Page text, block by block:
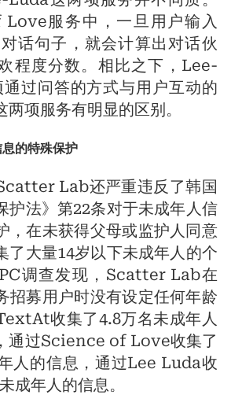
服务中，一旦用户输入
话句子，就会计算出对话伙
程度分数。相比之下，Lee-
过问答的方式与用户互动的
两项服务有明显的区别。
的特殊保护
Lab还严重违反了韩国
护法》第22条对于未成年人信
，在未获得父母或监护人同意
了大量14岁以下未成年人的个
调查发现，Scatter Lab在
招募用户时没有设定任何年龄
收集了4.8万名未成年人
通过Science of Love收集了
人的信息，通过Lee Luda收
成年人的信息。